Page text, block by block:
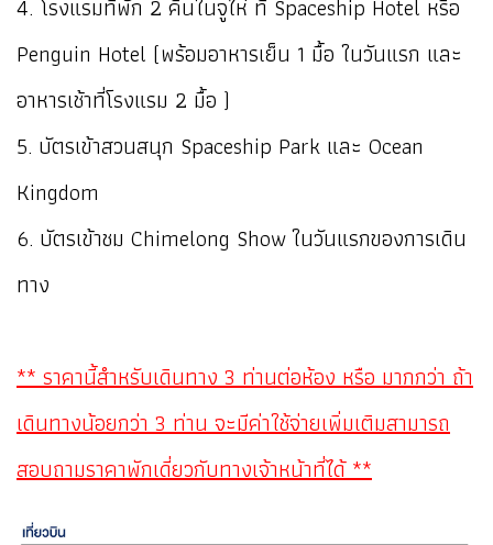
4. โรงแรมที่พัก 2 คืนในจูไห่ ที่ Spaceship Hotel หรือ
Penguin Hotel (พร้อมอาหารเย็น 1 มื้อ ในวันแรก และ
อาหารเช้าที่โรงแรม 2 มื้อ )
5. บัตรเข้าสวนสนุก Spaceship Park และ Ocean
Kingdom
6. บัตรเข้าชม Chimelong Show ในวันแรกของการเดิน
ทาง
** ราคานี้สำหรับเดินทาง 3 ท่านต่อห้อง หรือ มากกว่า ถ้า
เดินทางน้อยกว่า 3 ท่าน จะมีค่าใช้จ่ายเพิ่มเติมสามารถ
สอบถามราคาพักเดี่ยวกับทางเจ้าหน้าที่ได้ **